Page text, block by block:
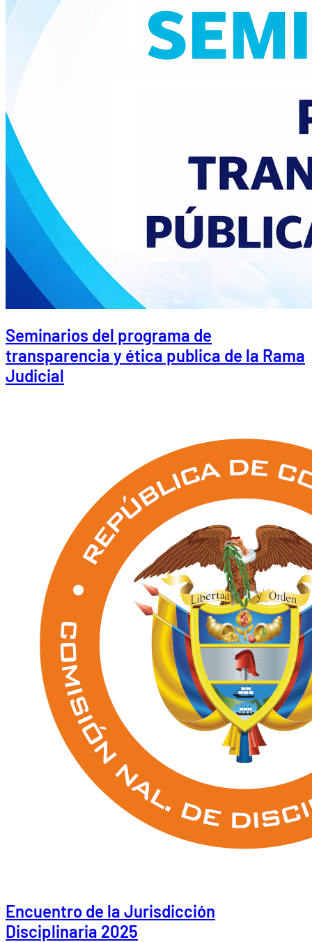
Seminarios del programa de
transparencia y ética publica de la Rama
Judicial
Encuentro de la Jurisdicción
Disciplinaria 2025